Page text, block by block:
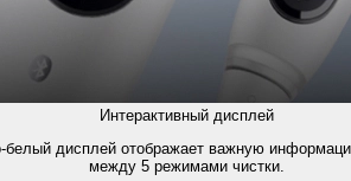
Интерактивный дисплей
белый дисплей отображает важную
между 5 режимами чистки.